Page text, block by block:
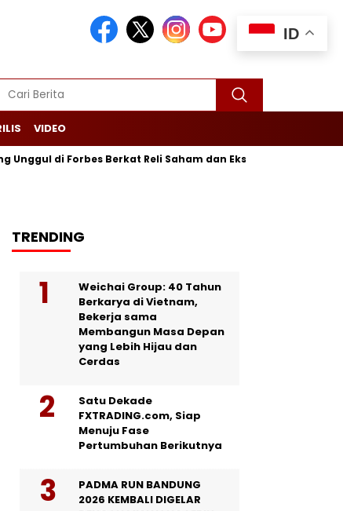
VIDEO
di Forbes Berkat Reli Saham dan Ekspor Batu Bara
TRENDING
Weichai Group: 40 Tahun
Berkarya di Vietnam,
Bekerja sama
Membangun Masa Depan
yang Lebih Hijau dan
Cerdas
Satu Dekade
FXTRADING.com, Siap
Menuju Fase
Pertumbuhan Berikutnya
PADMA RUN BANDUNG
2026 KEMBALI DIGELAR
ID